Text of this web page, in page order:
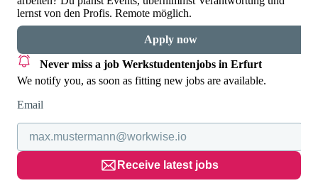
lernst von den Profis. Remote möglich.
Apply now
Never miss a job Werkstudentenjobs in Erfurt
We notify you, as soon as fitting new jobs are available.
Email
Receive latest jobs